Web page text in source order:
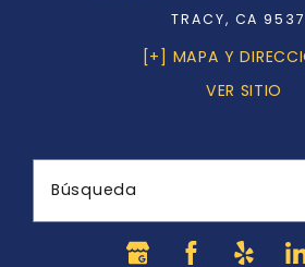
TRACY, CA
[+] MAPA Y
VER SITIO
Búsqueda